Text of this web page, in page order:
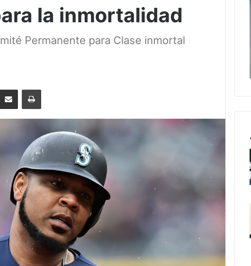
la inmortalidad
Permanente para Clase inmortal
Compartir via Email Imprimi